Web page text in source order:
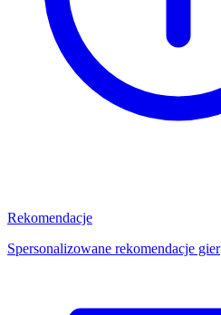
Rekomendacje
Spersonalizowane rekomendacje gier